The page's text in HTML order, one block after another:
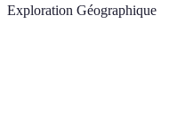
Exploration Géographique